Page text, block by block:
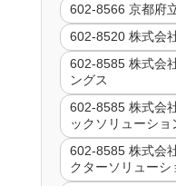
602-8566 京都府
602-8520 株式会
602-8585 株式会
ングス
602-8585 株式会
ックソリューショ
602-8585 株式会
クターソリューシ